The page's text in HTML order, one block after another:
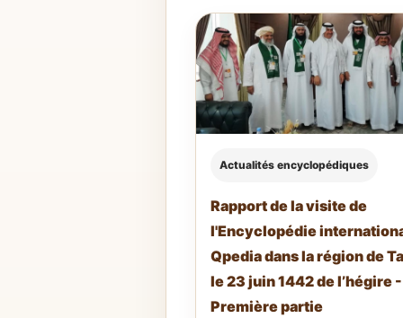
Actualités encyclopédiques
Rapport de la visite de
l'Encyclopédie
Qpedia dans la région de
le 23 juin 1442 de l’hégire -
Première partie